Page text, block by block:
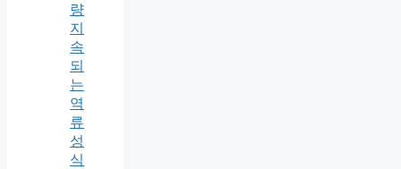
량
지
속
되
는
역
류
성
식